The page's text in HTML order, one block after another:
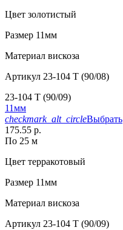
Цвет золотистый
Размер 11мм
Материал вискоза
Артикул 23-104 T (90/08)
23-104 T (90/09)
11мм
checkmark_alt_circleВыбрать
175.55 р.
По 25 м
Цвет терракотовый
Размер 11мм
Материал вискоза
Артикул 23-104 T (90/09)